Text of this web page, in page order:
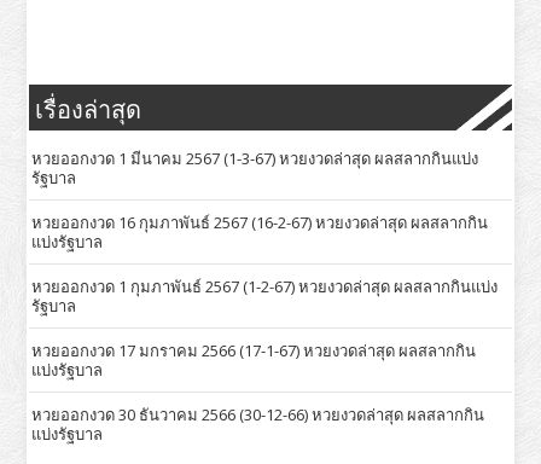
เรื่องล่าสุด
หวยออกงวด 1 มีนาคม 2567 (1-3-67) หวยงวดล่าสุด ผลสลากกินแบ่ง
รัฐบาล
หวยออกงวด 16 กุมภาพันธ์ 2567 (16-2-67) หวยงวดล่าสุด ผลสลากกิน
แบ่งรัฐบาล
หวยออกงวด 1 กุมภาพันธ์ 2567 (1-2-67) หวยงวดล่าสุด ผลสลากกินแบ่ง
รัฐบาล
หวยออกงวด 17 มกราคม 2566 (17-1-67) หวยงวดล่าสุด ผลสลากกิน
แบ่งรัฐบาล
หวยออกงวด 30 ธันวาคม 2566 (30-12-66) หวยงวดล่าสุด ผลสลากกิน
แบ่งรัฐบาล